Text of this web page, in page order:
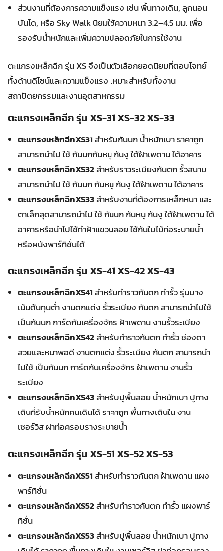
ส่วนงานที่ต้องการความแข็งแรง เช่น พื้นทางเดิน, ลูกนอน
บันได, หรือ Sky Walk นิยมใช้ความหนา 3.2–4.5 มม. เพื่อ
รองรับน้ำหนักและเพิ่มความปลอดภัยในการใช้งาน
ตะแกรงเหล็กฉีก รุ่น XS จึงเป็นตัวเลือกยอดนิยมที่ตอบโจทย์
ทั้งด้านดีไซน์และความแข็งแรง เหมาะสำหรับทั้งงาน
สถาปัตยกรรมและงานอุตสาหกรรม
ตะแกรงเหล็กฉีก รุ่น XS-31 XS-32 XS-33
ตะแกรงเหล็กฉีกXS31สำหรับกันนก น้ำหนักเบา ราคาถูก
สามารถนำไป ใช้ กันนกกันหนู กันงู ใต้ฝ้าเพดาน ใต้อาคาร
ตะแกรงเหล็กฉีกXS32สำหรับราวระเบียงกันตก รั้วสนาม
สามารถนำไป ใช้ กันนก กันหนู กันงู ใต้ฝ้าเพดาน ใต้อาคาร
ตะแกรงเหล็กฉีกXS33สำหรับงานที่ต้องการเหล็กหนา และ
ตาเล็กสุดสามารถนำไป ใช้ กันนก กันหนู กันงู ใต้ฝ้าเพดาน ใต้
อาคารหรือนำไปใช้ทำฝ้าแขวนลอย ใช้กันใบไม้ท่อระบายน้ำ
หรือผนังพาร์ทิชั่นได้
ตะแกรงเหล็กฉีก รุ่น XS-41 XS-42 XS-43
ตะแกรงเหล็กฉีกXS41สำหรับทำราวกันตก ทำรั้ว รุ่นบาง
เน้นต้นทุนต่ำ งานตกแต่ง รั้วระเบียง กันตก สามารถนำไปใช้
เป็นกันนก การ์ดกันเครื่องจักร ฝ้าเพดาน งานรั้วระเบียง
ตะแกรงเหล็กฉีกXS42สำหรับทำราวกันตก ทำรั้ว ช่องตา
สวยและหนาพอดี งานตกแต่ง รั้วระเบียง กันตก สามารถนำ
ไปใช้ เป็นกันนก การ์ดกันเครื่องจักร ฝ้าเพดาน งานรั้ว
ระเบียง
ตะแกรงเหล็กฉีกXS43สำหรับปูพื้นลอย น้ำหนักเบา ปูทาง
เดินที่รับน้ำหนักคนเดินได้ ราคาถูก พื้นทางเดินใน งาน
เซอร์วิส ฝาท่อครอบรางระบายน้ำ
ตะแกรงเหล็กฉีก รุ่น XS-51 XS-52 XS-53
ตะแกรงเหล็กฉีกXS51สำหรับทำราวกันตก ฝ้าเพดาน แผง
พาร์ทิชั่น
ตะแกรงเหล็กฉีกXS52สำหรับทำราวกันตก ทำรั้ว แผงพาร์
ทิชั่น
ตะแกรงเหล็กฉีกXS53สำหรับปูพื้นลอย น้ำหนักเบา ปูทาง